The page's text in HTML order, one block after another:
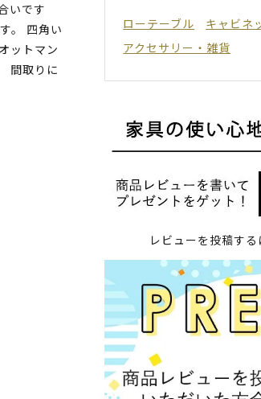
いです
。 四角い
ットマン
間取りに
ローテーブル
キャビネ
アクセサリー・雑貨
レビューを投稿する